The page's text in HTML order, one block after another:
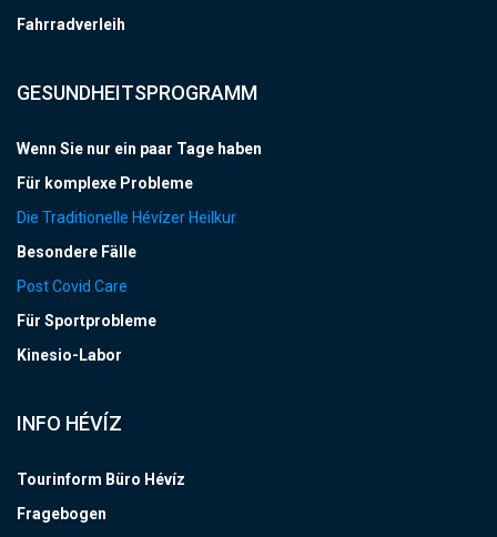
Fahrradverleih
GESUNDHEITSPROGRAMM
Wenn Sie nur ein paar Tage haben
Für komplexe Probleme
Die Traditionelle Hévízer Heilkur
Besondere Fälle
Post Covid Care
Für Sportprobleme
Kinesio-Labor
INFO HÉVÍZ
Tourinform Büro Hévíz
Fragebogen